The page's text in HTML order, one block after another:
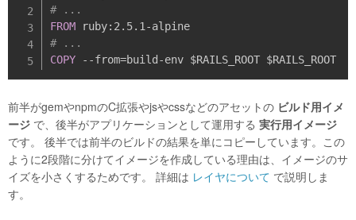
# ...
FROM ruby: 2.5.1 -
# ...
COPY
- -from=build -
前半がgemやnpmのC拡張やjsやcssなどのアセットの ビルド用イメ
ージ で、後半がアプリケーションとして運用する 実行用イメージ
です。 後半では前半のビルドの結果を単にコピーしています。この
ように2段階に分けてイメージを作成している理由は、イメージのサ
イズを小さくするためです。 詳細は レイヤについて で説明しま
す。